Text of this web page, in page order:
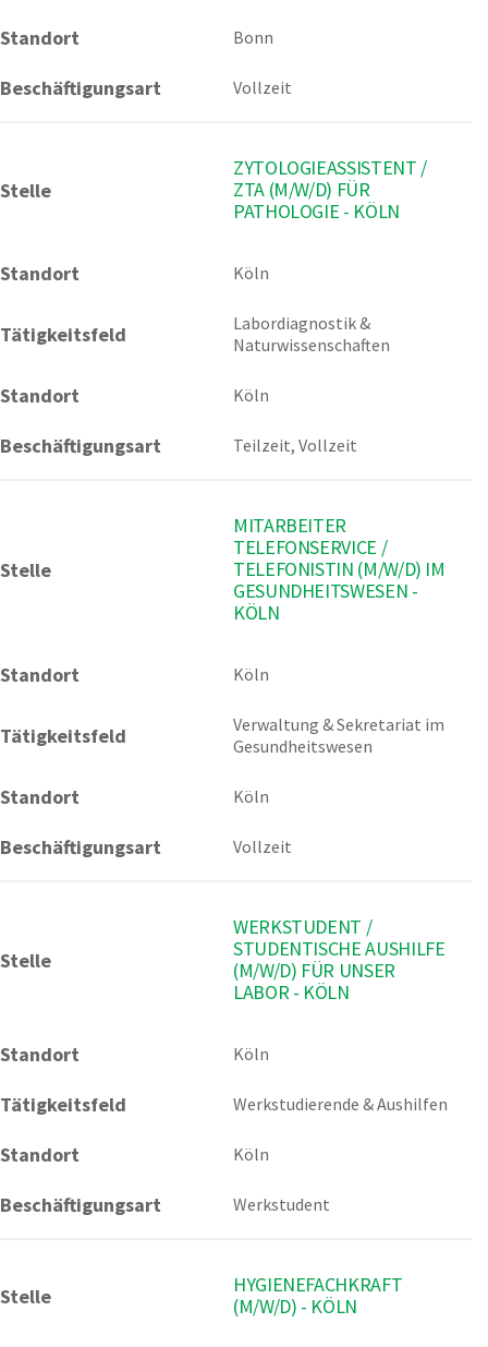
Standort Bonn
Beschäftigungsart Vollzeit
Stelle
ZYTOLOGIEASSISTENT /
ZTA (M/W/D) FÜR
PATHOLOGIE - KÖLN
Standort Köln
Tätigkeitsfeld
Labordiagnostik &
Naturwissenschaften
Standort Köln
Beschäftigungsart Teilzeit, Vollzeit
Stelle
MITARBEITER
TELEFONSERVICE /
TELEFONISTIN (M/W/D) IM
GESUNDHEITSWESEN -
KÖLN
Standort Köln
Tätigkeitsfeld
Verwaltung & Sekretariat im
Gesundheitswesen
Standort Köln
Beschäftigungsart Vollzeit
Stelle
WERKSTUDENT /
STUDENTISCHE AUSHILFE
(M/W/D) FÜR UNSER
LABOR - KÖLN
Standort Köln
Tätigkeitsfeld Werkstudierende & Aushilfen
Standort Köln
Beschäftigungsart Werkstudent
Stelle
HYGIENEFACHKRAFT
(M/W/D) - KÖLN